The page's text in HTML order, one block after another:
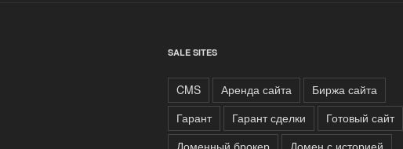
SALE SITES
CMS Аренда сайта
Биржа сайта
Гарант
Гарант сделки
Готовый сайт
Доменный брокер
Домен с историей